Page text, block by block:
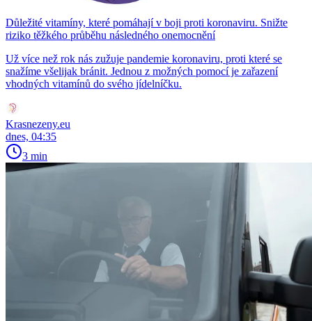
Důležité vitamíny, které pomáhají v boji proti koronaviru. Snižte
riziko těžkého průběhu následného onemocnění
Už více než rok nás zužuje pandemie koronaviru, proti které se
snažíme všelijak bránit. Jednou z možných pomocí je zařazení
vhodných vitamínů do svého jídelníčku.
Krasnezeny.eu
dnes, 04:35
3 min